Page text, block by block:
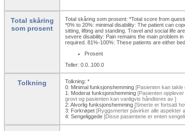
Total skåring
som prosent
Total skåring som prosent: *Total score from
*0% to 20%: minimal disability: The patient can
sitting, lifting and standing. Travel and social life
severe disability: Pain remains the main problem
required. 81%-100%: These patients are either
Prosent
Teller: 0.0..100.0
Tolkning
Tolkning: *
0: Minimal funksjonshemming [Pasienten kan takle
1: Moderat funksjonshemming [Pasienten
grovt og pasienten kan vanligvis håndteres av ]
2: Alvorlig funksjonshemming [Smerte er fortsatt
3: Forkrøpet [Ryggsmerter påvirker alle aspekter
4: Sengeliggede [Disse pasientene er enten